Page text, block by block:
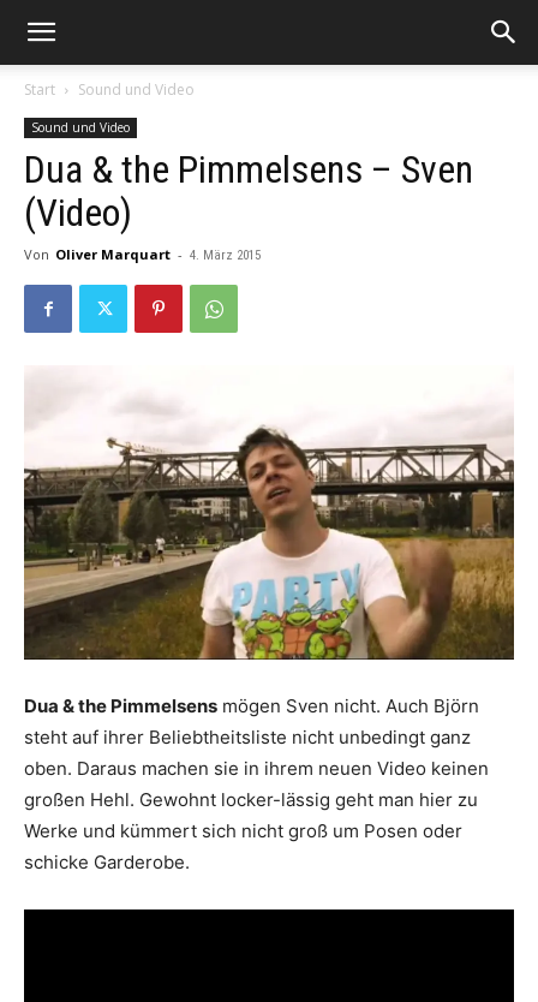
Start Sound und Video
Sound und Video
Dua & the Pimmelsens – Sven
(Video)
Von Oliver Marquart - 4. März 2015
Dua & the Pimmelsens mögen Sven nicht. Auch Björn
steht auf ihrer Beliebtheitsliste nicht unbedingt ganz
oben. Daraus machen sie in ihrem neuen Video keinen
großen Hehl. Gewohnt locker-lässig geht man hier zu
Werke und kümmert sich nicht groß um Posen oder
schicke Garderobe.